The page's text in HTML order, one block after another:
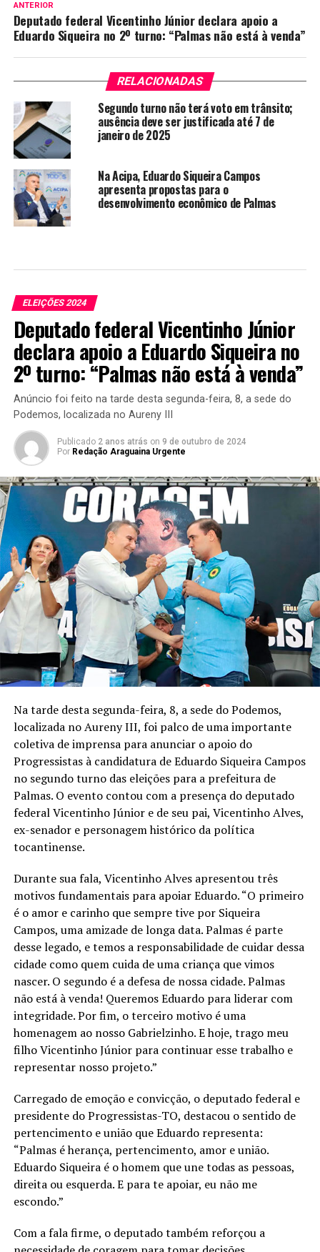
ANTERIOR
Deputado federal Vicentinho Júnior declara apoio a
Eduardo Siqueira no 2º turno: “Palmas não está à venda”
RELACIONADAS
Segundo turno não terá voto em trânsito;
ausência deve ser justificada até 7 de
janeiro de 2025
Na Acipa, Eduardo Siqueira Campos
apresenta propostas para o
desenvolvimento econômico de Palmas
ELEIÇÕES 2024
Deputado federal Vicentinho Júnior
declara apoio a Eduardo Siqueira no
2º turno: “Palmas não está à venda”
Anúncio foi feito na tarde desta segunda-feira, 8, a sede do
Podemos, localizada no Aureny III
Publicado 2 anos atrás on 9 de outubro de 2024
Por Redação Araguaina Urgente
Na tarde desta segunda-feira, 8, a sede do Podemos,
localizada no Aureny III, foi palco de uma importante
coletiva de imprensa para anunciar o apoio do
Progressistas à candidatura de Eduardo Siqueira Campos
no segundo turno das eleições para a prefeitura de
Palmas. O evento contou com a presença do deputado
federal Vicentinho Júnior e de seu pai, Vicentinho Alves,
ex-senador e personagem histórico da política
tocantinense.
Durante sua fala, Vicentinho Alves apresentou três
motivos fundamentais para apoiar Eduardo. “O primeiro
é o amor e carinho que sempre tive por Siqueira
Campos, uma amizade de longa data. Palmas é parte
desse legado, e temos a responsabilidade de cuidar dessa
cidade como quem cuida de uma criança que vimos
nascer. O segundo é a defesa de nossa cidade. Palmas
não está à venda! Queremos Eduardo para liderar com
integridade. Por fim, o terceiro motivo é uma
homenagem ao nosso Gabrielzinho. E hoje, trago meu
filho Vicentinho Júnior para continuar esse trabalho e
representar nosso projeto.”
Carregado de emoção e convicção, o deputado federal e
presidente do Progressistas-TO, destacou o sentido de
pertencimento e união que Eduardo representa:
“Palmas é herança, pertencimento, amor e união.
Eduardo Siqueira é o homem que une todas as pessoas,
direita ou esquerda. E para te apoiar, eu não me
escondo.”
Com a fala firme, o deputado também reforçou a